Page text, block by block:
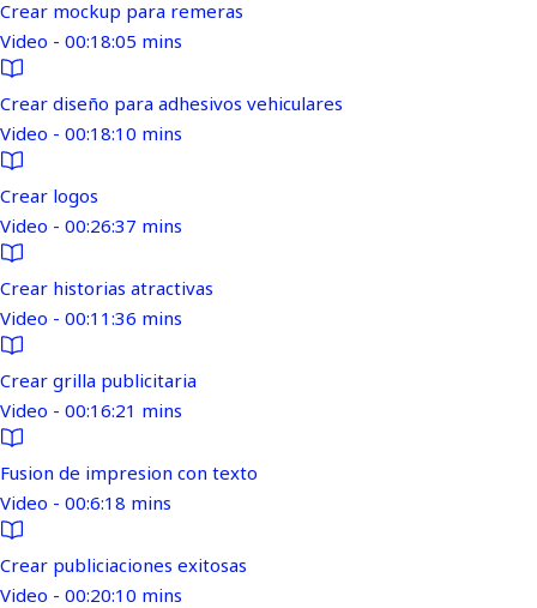
Crear mockup para remeras
Video - 00:18:05 mins
Crear diseño para adhesivos vehiculares
Video - 00:18:10 mins
Crear logos
Video - 00:26:37 mins
Crear historias atractivas
Video - 00:11:36 mins
Crear grilla publicitaria
Video - 00:16:21 mins
Fusion de impresion con texto
Video - 00:6:18 mins
Crear publiciaciones exitosas
Video - 00:20:10 mins